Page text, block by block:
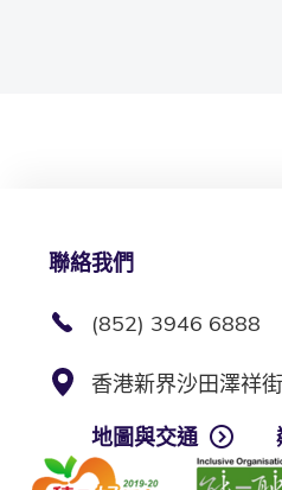
聯絡我們
(852) 3946 6888
香港新界沙田澤祥
地圖與交通